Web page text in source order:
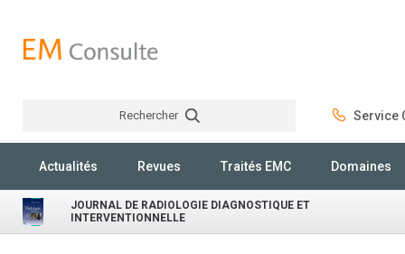
Rechercher Service
Actualités Revues Traités EMC Domaines
JOURNAL DE RADIOLOGIE DIAGNOSTIQUE ET
INTERVENTIONNELLE